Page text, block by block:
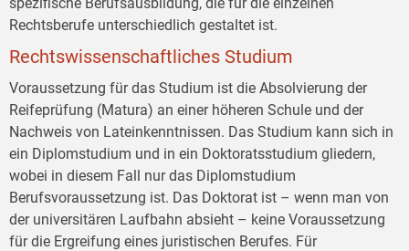
Rechtsberufe unterschiedlich gestaltet ist.
Rechtswissenschaftliches Studium
Voraussetzung für das Studium ist die Absolvierung der
Reifeprüfung (Matura) an einer höheren Schule und der
Nachweis von Lateinkenntnissen. Das Studium kann sich in
ein Diplomstudium und in ein Doktoratsstudium gliedern,
wobei in diesem Fall nur das Diplomstudium
Berufsvoraussetzung ist. Das Doktorat ist – wenn man von
der universitären Laufbahn absieht – keine Voraussetzung
für die Ergreifung eines juristischen Berufes. Für